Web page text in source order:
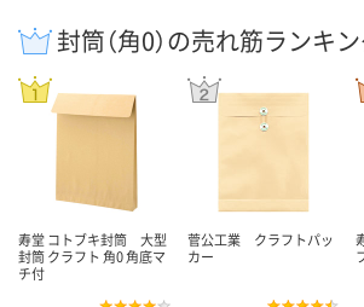
封筒（角0）の売れ筋ランキ
寿堂 コトブキ封筒 大型
封筒 クラフト 角0 角底マ
チ付
菅公工業 クラフトパッ
カー